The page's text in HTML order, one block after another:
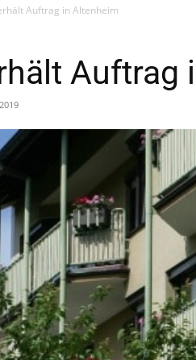
Auftrag in Altenheim
Auftrag